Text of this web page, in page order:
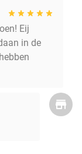
Eij
in de